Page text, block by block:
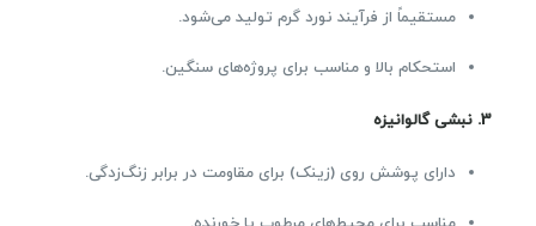
مستقیماً از فرآیند نورد گرم تولید می‌شود.
استحکام بالا و مناسب برای پروژه‌های سنگین.
3. نبشی گالوانیزه
دارای پوشش روی (زینک) برای مقاومت در برابر زنگ‌زدگی.